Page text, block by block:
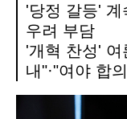
'당정 갈등'
우려 부담
'개혁 찬성' 여
내"·"여야 합